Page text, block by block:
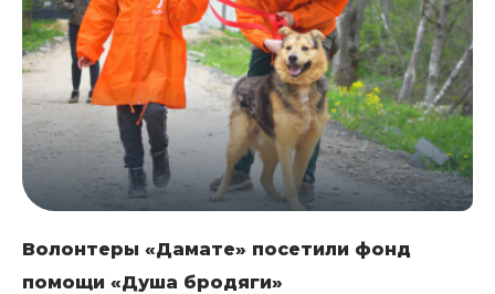
Волонтеры «Дамате» посетили фонд
помощи «Душа бродяги»